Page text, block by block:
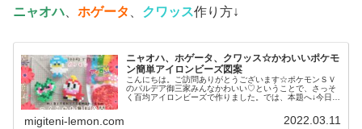
ニャオハ、 ホゲータ 、 クワッス作り方↓
ニャオハ、ホゲータ、クワッス☆かわいいポケモ
ン簡単アイロンビーズ図案
こんにちは。ご訪問ありがとうございます☆ポケモンＳＶ
のパルデア御三家みんなかわいい♡ということで、さっそ
く百均アイロンビーズで作りました。では、本題へ↓今日の
migiteni-lemon.com 2022.03.11